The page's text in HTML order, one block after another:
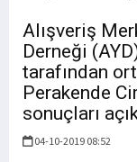
Alışveriş
Derneği
tarafından
Perakende
sonuçları
04-10-2019 08:52